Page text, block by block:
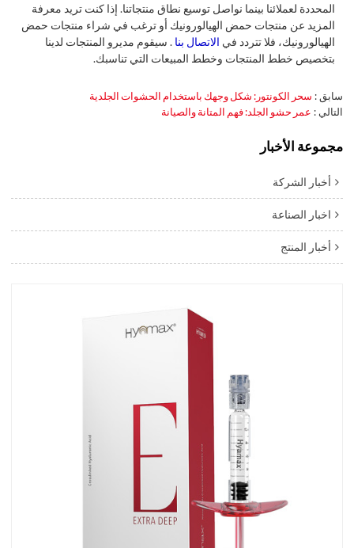
المحددة لعملائنا بينما نواصل توسيع نطاق منتجاتنا. إذا كنت تريد معرفة
المزيد عن منتجات حمض الهيالورونيك أو ترغب في شراء منتجات حمض
الهيالورونيك، فلا تتردد في الاتصال بنا . سيقوم مديرو المنتجات لدينا
بتخصيص خطط المنتجات وخطط المبيعات التي تناسبك.
سابق
سحر الكونتور: شكل وجهك باستخدام الحشوات الجلدية
التالي
عمر حشو الجلد: فهم المتانة والصيانة
مجموعة الأخبار
أخبار الشركة
اخبار الصناعة
أخبار المنتج